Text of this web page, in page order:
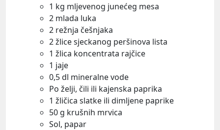
1 kg mljevenog junećeg mesa
2 mlada luka
2 režnja češnjaka
2 žlice sjeckanog peršinova lista
1 žlica koncentrata rajčice
1 jaje
0,5 dl mineralne vode
Po želji, čili ili kajenska paprika
1 žličica slatke ili dimljene paprike
50 g krušnih mrvica
Sol, papar